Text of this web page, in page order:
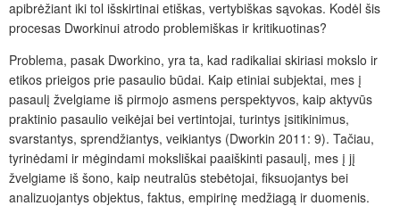
apibrėžiant iki tol išskirtinai etiškas, vertybiškas sąvokas. Kodėl šis
procesas Dworkinui atrodo problemiškas ir kritikuotinas?
Problema, pasak Dworkino, yra ta, kad radikaliai skiriasi mokslo ir
etikos prieigos prie pasaulio būdai. Kaip etiniai subjektai, mes į
pasaulį žvelgiame iš pirmojo asmens perspektyvos, kaip aktyvūs
praktinio pasaulio veikėjai bei vertintojai, turintys įsitikinimus,
svarstantys, sprendžiantys, veikiantys (Dworkin 2011: 9). Tačiau,
tyrinėdami ir mėgindami moksliškai paaiškinti pasaulį, mes į jį
žvelgiame iš šono, kaip neutralūs stebėtojai, fiksuojantys bei
analizuojantys objektus, faktus, empirinę medžiagą ir duomenis.